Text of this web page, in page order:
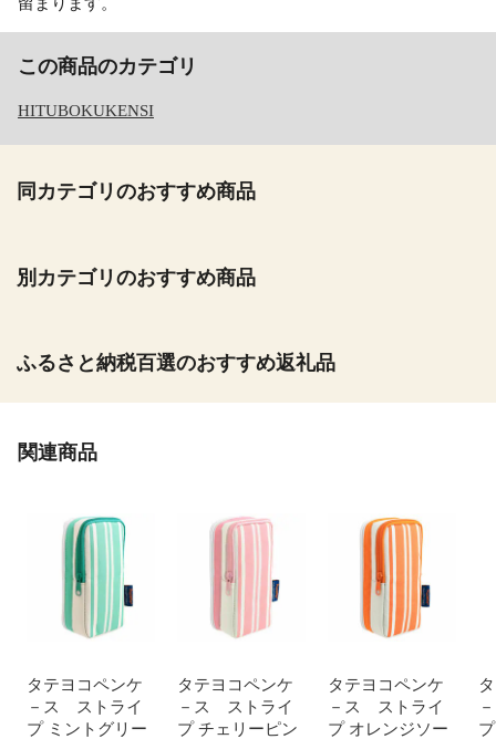
留まります。
この商品のカテゴリ
HITUBOKUKENSI
同カテゴリのおすすめ商品
別カテゴリのおすすめ商品
ふるさと納税百選のおすすめ返礼品
関連商品
タテヨコペンケ
－ス ストライ
プ ミントグリー
タテヨコペンケ
－ス ストライ
プ チェリーピン
タテヨコペンケ
－ス ストライ
プ オレンジソー